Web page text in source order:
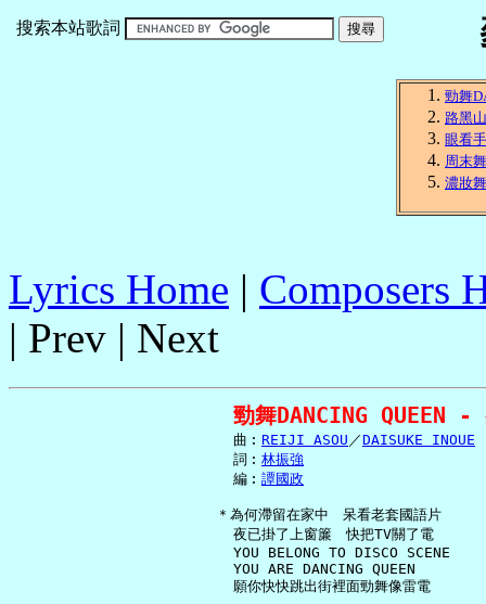
搜索本站歌詞
勁舞
路黑
眼看
周末
濃妝
Lyrics Home | Composers
| Prev | Next
勁舞DANCING QUEEN -
     曲︰
REIJI ASOU ／DAISUKE INOUE
     詞︰
林振強
     編︰
譚國政
   ＊為何滯留在家中　呆看老套國語片
     夜已掛了上窗簾　快把TV關了電
     YOU BELONG TO DISCO SCENE
     YOU ARE DANCING QUEEN
     願你快快跳出街裡面勁舞像雷電